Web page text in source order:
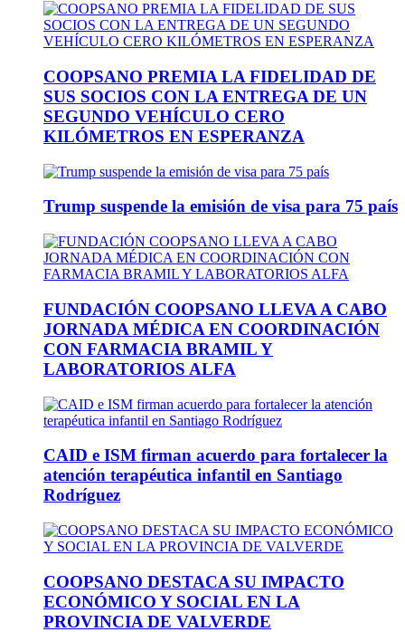
COOPSANO PREMIA LA FIDELIDAD DE
SUS SOCIOS CON LA ENTREGA DE UN
SEGUNDO VEHÍCULO CERO
KILÓMETROS EN ESPERANZA
Trump suspende la emisión de visa para 75 país
FUNDACIÓN COOPSANO LLEVA A CABO
JORNADA MÉDICA EN COORDINACIÓN
CON FARMACIA BRAMIL Y
LABORATORIOS ALFA
CAID e ISM firman acuerdo para fortalecer la
atención terapéutica infantil en Santiago
Rodríguez
COOPSANO DESTACA SU IMPACTO
ECONÓMICO Y SOCIAL EN LA
PROVINCIA DE VALVERDE